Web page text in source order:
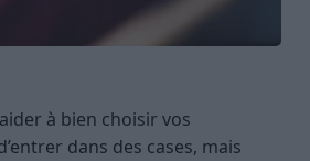
à bien choisir vos
dans des cases, mais